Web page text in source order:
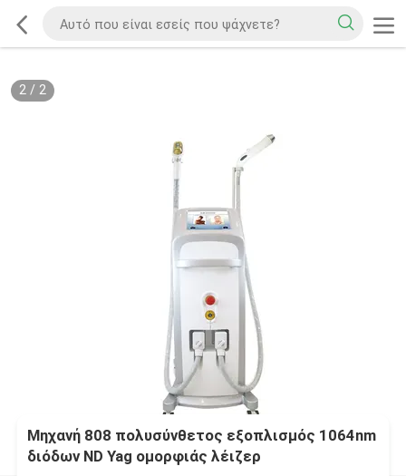
2/ 2
Μηχανή 808 πολυσύνθετος εξοπλισμός 1064nm
διόδων ND Yag ομορφιάς λέιζερ